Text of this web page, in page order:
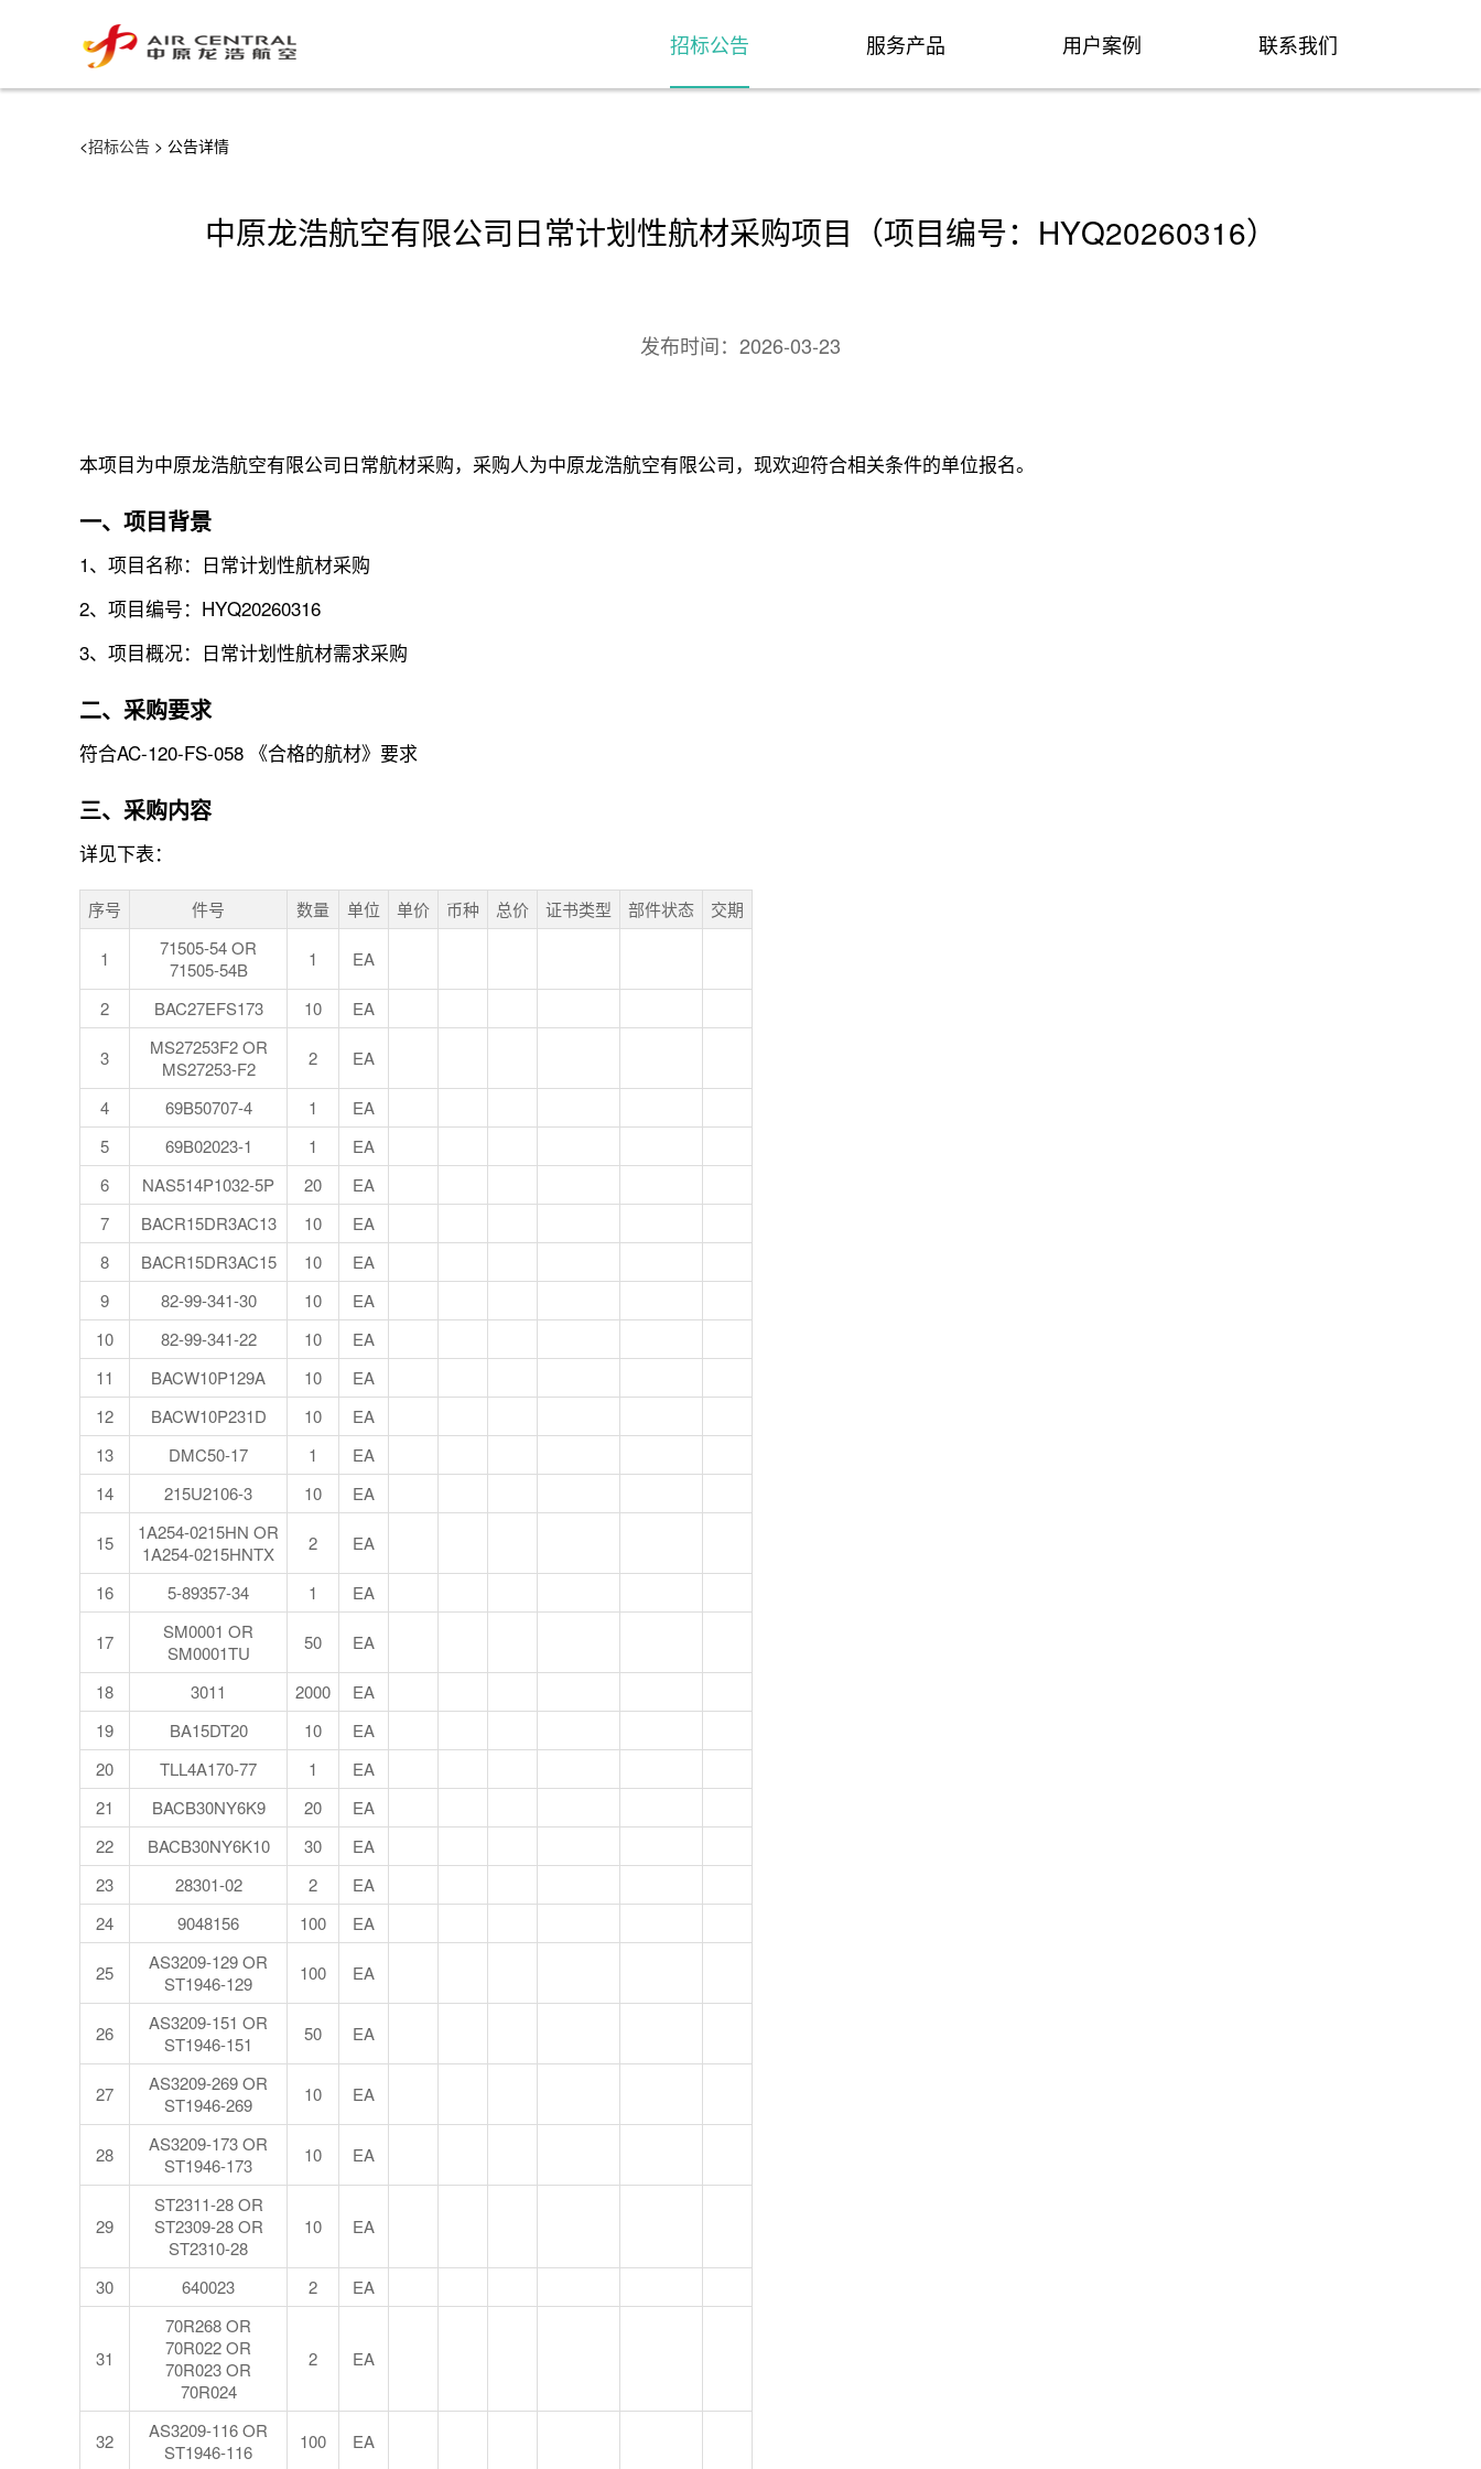
招标公告 服务产品 用户案例 联系我们
<招标公告 > 公告详情
中原龙浩航空有限公司日常计划性航材采购项目（项目编号：HYQ20260316）
发布时间： 2026-03-23
本项目为中原龙浩航空有限公司日常航材采购，采购人为中原龙浩航空有限公司，现欢迎符合相关条件的单位报名。
一、项目背景
1、项目名称：日常计划性航材采购
2、项目编号：HYQ20260316
3、项目概况：日常计划性航材需求采购
二、采购要求
符合AC-120-FS-058 《合格的航材》要求
三、采购内容
详见下表：
序号 件号 数量 单位 单价 币种 总价 证书类型 部件状态 交期
1
71505-54 OR
71505-54B
1 EA
2 BAC27EFS173 10 EA
3
MS27253F2 OR
MS27253-F2
2 EA
4 69B50707-4 1
EA
5
69B02023-1 1
EA
6
NAS514P1032-5P 20
EA
7
BACR15DR3AC13 10
EA
8
BACR15DR3AC15 10
EA
9
82-99-341-30 10
EA
10
82-99-341-22 10
EA
11
BACW10P129A 10
EA
12
BACW10P231D 10
EA
13
DMC50-17 1
EA
14
215U2106-3 10 EA
15
1A254-0215HN OR
1A254-0215HNTX
2 EA
16 5-89357-34 1 EA
17
SM0001 OR
SM0001TU
50 EA
18 3011 2000
EA
19
BA15DT20 10
EA
20
TLL4A170-77 1
EA
21
BACB30NY6K9 20
EA
22
BACB30NY6K10 30
EA
23
28301-02 2
EA
24
9048156 100 EA
25
AS3209-129 OR
ST1946-129
100 EA
26
AS3209-151 OR
ST1946-151
50 EA
27
AS3209-269 OR
ST1946-269
10 EA
28
AS3209-173 OR
ST1946-173
10 EA
29
ST2311-28 OR
ST2309-28 OR
ST2310-28
10 EA
30 640023 2 EA
31
70R268 OR
70R022 OR
70R023 OR
70R024
2 EA
32
AS3209-116 OR
ST1946-116
100 EA